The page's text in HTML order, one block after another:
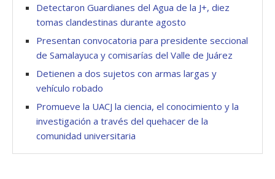
Detectaron Guardianes del Agua de la J+, diez
tomas clandestinas durante agosto
Presentan convocatoria para presidente seccional
de Samalayuca y comisarías del Valle de Juárez
Detienen a dos sujetos con armas largas y
vehículo robado
Promueve la UACJ la ciencia, el conocimiento y la
investigación a través del quehacer de la
comunidad universitaria